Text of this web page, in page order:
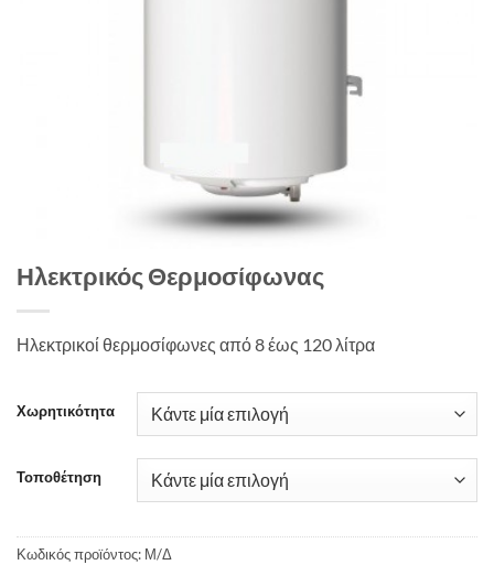
Ηλεκτρικός Θερμοσίφωνας
Ηλεκτρικοί θερμοσίφωνες από 8 έως 120 λίτρα
Χωρητικότητα
Τοποθέτηση
Κωδικός προϊόντος: Μ/Δ